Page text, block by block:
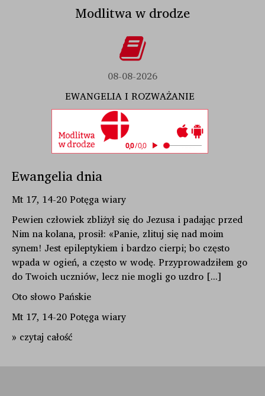
Modlitwa w drodze
08-08-2026
EWANGELIA I ROZWAŻANIE
Ewangelia dnia
Mt 17, 14-20 Potęga wiary
Pewien człowiek zbliżył się do Jezusa i padając przed
Nim na kolana, prosił: «Panie, zlituj się nad moim
synem! Jest epileptykiem i bardzo cierpi; bo często
wpada w ogień, a często w wodę. Przyprowadziłem go
do Twoich uczniów, lecz nie mogli go uzdro [...]
Oto słowo Pańskie
Mt 17, 14-20 Potęga wiary
» czytaj całość